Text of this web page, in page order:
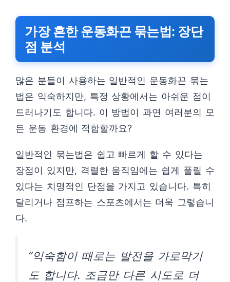
가장 흔한 운동화끈 묶는법: 장단
점 분석
많은 분들이 사용하는 일반적인 운동화끈 묶는
법은 익숙하지만, 특정 상황에서는 아쉬운 점이
드러나기도 합니다. 이 방법이 과연 여러분의 모
든 운동 환경에 적합할까요?
일반적인 묶는법은 쉽고 빠르게 할 수 있다는
장점이 있지만, 격렬한 움직임에는 쉽게 풀릴 수
있다는 치명적인 단점을 가지고 있습니다. 특히
달리거나 점프하는 스포츠에서는 더욱 그렇습니
다.
“익숙함이 때로는 발전을 가로막기
도 합니다. 조금만 다른 시도로 더